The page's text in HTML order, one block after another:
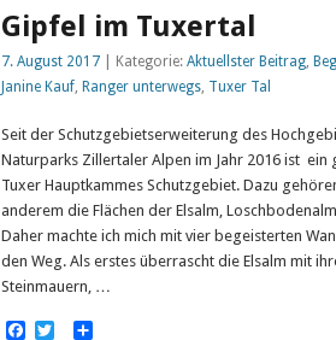
Gipfel im Tuxertal
7. August 2017| Kategorie: Aktuellster Beitrag,
Janine Kauf, Ranger unterwegs, Tuxer Tal
Seit der Schutzgebietserweiterung des
Naturparks Zillertaler Alpen im Jahr 2016 ist ein
Tuxer Hauptkammes Schutzgebiet. Dazu
anderem die Flächen der Elsalm,
Daher machte ich mich mit vier begeisterten
den Weg. Als erstes überrascht die Elsalm mit
Steinmauern, …
Facebook
TwitterEmpfehlen